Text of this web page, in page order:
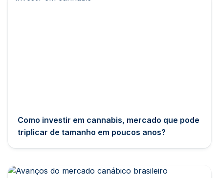
Como investir em cannabis, mercado que pode
triplicar de tamanho em poucos anos?